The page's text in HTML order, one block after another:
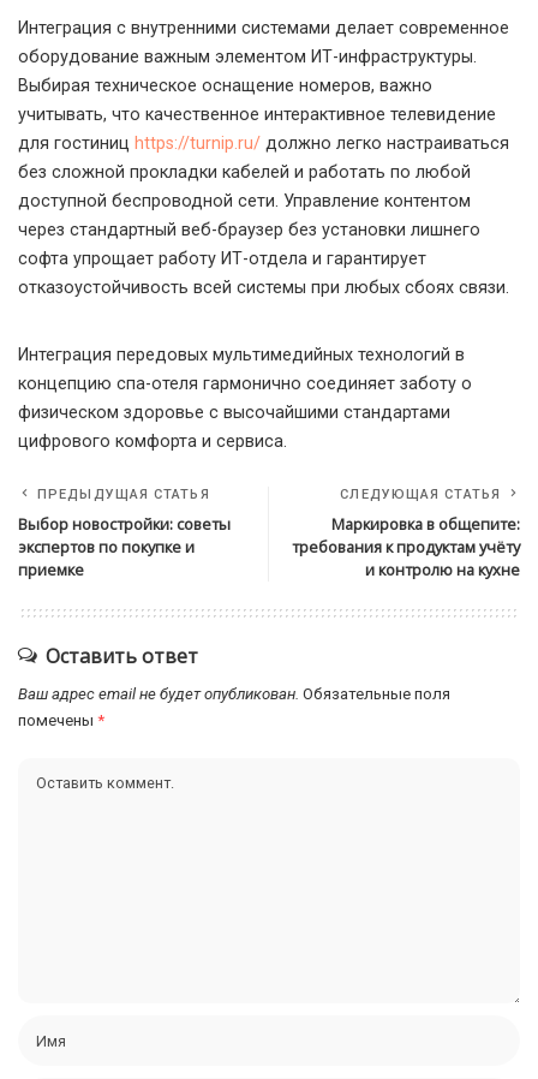
Интеграция с внутренними системами делает современное
оборудование важным элементом ИТ-инфраструктуры.
Выбирая техническое оснащение номеров, важно
учитывать, что качественное интерактивное телевидение
для гостиниц https://turnip.ru/ должно легко настраиваться
без сложной прокладки кабелей и работать по любой
доступной беспроводной сети. Управление контентом
через стандартный веб-браузер без установки лишнего
софта упрощает работу ИТ-отдела и гарантирует
отказоустойчивость всей системы при любых сбоях связи.
Интеграция передовых мультимедийных технологий в
концепцию спа-отеля гармонично соединяет заботу о
физическом здоровье с высочайшими стандартами
цифрового комфорта и сервиса.
ПРЕДЫДУЩАЯ СТАТЬЯ
Выбор новостройки: советы
экспертов по покупке и
приемке
СЛЕДУЮЩАЯ СТАТЬЯ
Маркировка в общепите:
требования к продуктам учёту
и контролю на кухне
Оставить ответ
Ваш адрес email не будет опубликован. Обязательные поля
помечены *